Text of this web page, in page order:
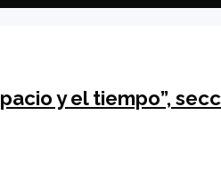
y el tiempo”,